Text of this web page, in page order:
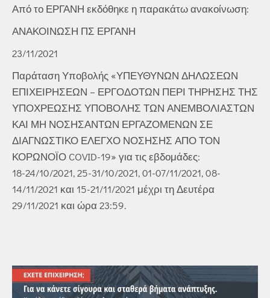
Από το ΕΡΓΑΝΗ εκδόθηκε η παρακάτω ανακοίνωση:
ΑΝΑΚΟΙΝΩΣΗ ΠΣ ΕΡΓΑΝΗ
23/11/2021
Παράταση Υποβολής «ΥΠΕΥΘΥΝΩΝ ΔΗΛΩΣΕΩΝ
ΕΠΙΧΕΙΡΗΣΕΩΝ – ΕΡΓΟΔΟΤΩΝ ΠΕΡΙ ΤΗΡΗΣΗΣ ΤΗΣ
ΥΠΟΧΡΕΩΣΗΣ ΥΠΟΒΟΛΗΣ ΤΩΝ ΑΝΕΜΒΟΛΙΑΣΤΩΝ
ΚΑΙ ΜΗ ΝΟΣΗΣΑΝΤΩΝ ΕΡΓΑΖΟΜΕΝΩΝ ΣΕ
ΔΙΑΓΝΩΣΤΙΚΟ ΕΛΕΓΧΟ ΝΟΣΗΣΗΣ ΑΠΟ ΤΟΝ
ΚΟΡΩΝΟΪΟ COVID-19» για τις εβδομάδες:
18-24/10/2021, 25-31/10/2021, 01-07/11/2021, 08-
14/11/2021 και 15-21/11/2021 μέχρι τη Δευτέρα
29/11/2021 και ώρα 23:59.